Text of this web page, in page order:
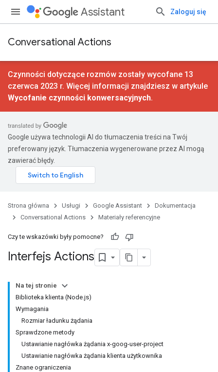
Assistant Zaloguj się
Conversational Actions
Czynności dotyczące rozmów zostały wycofane 13
czerwca 2023 r. Więcej informacji znajdziesz w artykule
Wycofanie czynności konwersacyjnych.
Google używa technologii AI do tłumaczenia treści na Twój
preferowany język. Tłumaczenia wygenerowane przez AI mogą
zawierać błędy.
Strona główna Usługi Google Assistant
Dokumentacja
Conversational Actions
Materiały referencyjne
Czy te wskazówki były pomocne?
Interfejs Actions
Na tej stronie
Biblioteka klienta (Node.js)
Wymagania
Rozmiar ładunku żądania
Sprawdzone metody
Ustawianie nagłówka żądania x-goog-user-project
Ustawianie nagłówka żądania klienta użytkownika
Znane ograniczenia